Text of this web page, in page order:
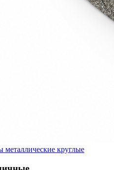
круглые